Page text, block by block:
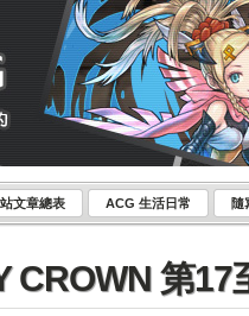
站文章總表 ACG 生活日常 隨
CROWN 第17